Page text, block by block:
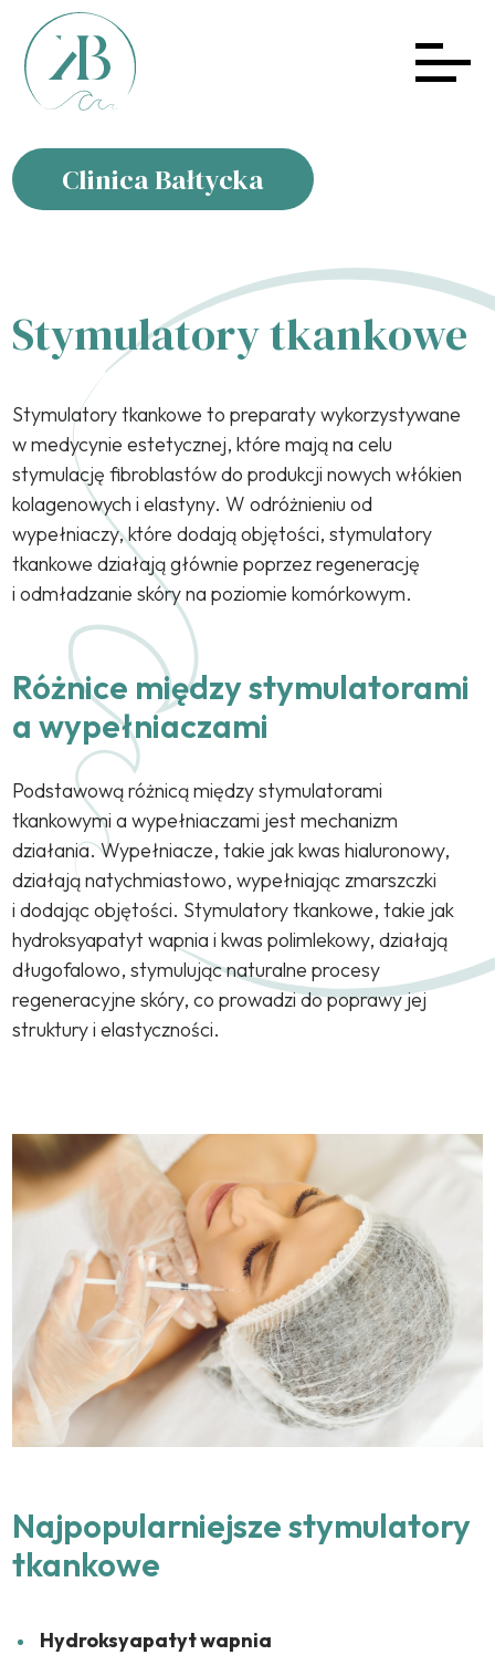
Clinica Bałtycka
Stymulatory tkankowe
Stymulatory tkankowe to preparaty wykorzystywane
w medycynie estetycznej, które mają na celu
stymulację fibroblastów do produkcji nowych włókien
kolagenowych i elastyny. W odróżnieniu od
wypełniaczy, które dodają objętości, stymulatory
tkankowe działają głównie poprzez regenerację
i odmładzanie skóry na poziomie komórkowym.
Różnice między stymulatorami
a wypełniaczami
Podstawową różnicą między stymulatorami
tkankowymi a wypełniaczami jest mechanizm
działania. Wypełniacze, takie jak kwas hialuronowy,
działają natychmiastowo, wypełniając zmarszczki
i dodając objętości. Stymulatory tkankowe, takie jak
hydroksyapatyt wapnia i kwas polimlekowy, działają
długofalowo, stymulując naturalne procesy
regeneracyjne skóry, co prowadzi do poprawy jej
struktury i elastyczności.
Najpopularniejsze stymulatory
tkankowe
Hydroksyapatyt wapnia